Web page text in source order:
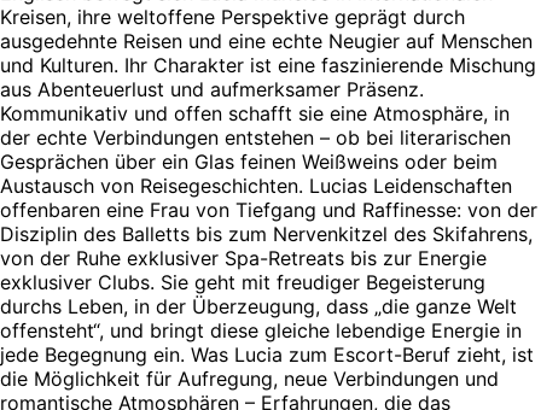
Kreisen, ihre weltoffene Perspektive geprägt durch
ausgedehnte Reisen und eine echte Neugier auf Menschen
und Kulturen. Ihr Charakter ist eine faszinierende Mischung
aus Abenteuerlust und aufmerksamer Präsenz.
Kommunikativ und offen schafft sie eine Atmosphäre, in
der echte Verbindungen entstehen – ob bei literarischen
Gesprächen über ein Glas feinen Weißweins oder beim
Austausch von Reisegeschichten. Lucias Leidenschaften
offenbaren eine Frau von Tiefgang und Raffinesse: von der
Disziplin des Balletts bis zum Nervenkitzel des Skifahrens,
von der Ruhe exklusiver Spa-Retreats bis zur Energie
exklusiver Clubs. Sie geht mit freudiger Begeisterung
durchs Leben, in der Überzeugung, dass „die ganze Welt
offensteht“, und bringt diese gleiche lebendige Energie in
jede Begegnung ein. Was Lucia zum Escort-Beruf zieht, ist
die Möglichkeit für Aufregung, neue Verbindungen und
romantische Atmosphären – Erfahrungen, die das